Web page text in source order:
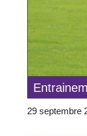
29 septembre